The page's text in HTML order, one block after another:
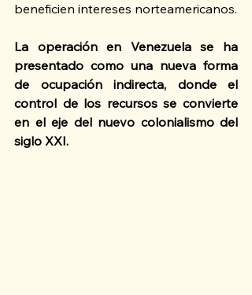
beneficien intereses norteamericanos.
La operación en Venezuela se ha
presentado como una nueva forma
de ocupación indirecta, donde el
control de los recursos se convierte
en el eje del nuevo colonialismo del
siglo XXI.